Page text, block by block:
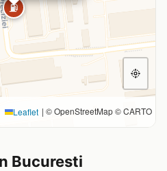
⛽
Leaflet | © OpenStreetMap © CARTO
Bucuresti